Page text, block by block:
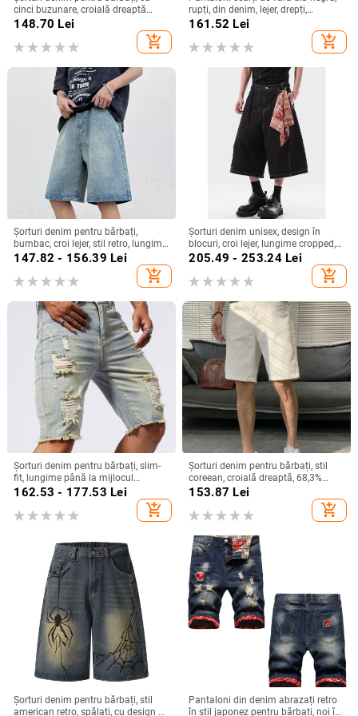
cinci buzunare, croială dreaptă
lejeră, vară, bumbac
148.70 Lei
add_shopping_cart
rupți, din denim, lejer, drepți,
pantaloni scurți Mandarin Duck, de
161.52 Lei
add_shopping_cart
Șorturi denim pentru bărbați,
bumbac, croi lejer, stil retro, lungime
până la mijlocul coapelor,
147.82 - 156.39 Lei
add_shopping_cart
Șorturi denim unisex, design în
blocuri, croi lejer, lungime cropped,
vară, amestec bumbac-poliester
205.49 - 253.24Lei
add_shopping_cart
Șorturi denim pentru bărbați, slim-
fit, lungime până la mijlocul
coapsei, 70% bumbac, micro-elastic
162.53 - 177.53 Lei
add_shopping_cart
Șorturi denim pentru bărbați, stil
coreean, croială dreaptă, 68,3%
bumbac, vară
153.87 Lei
add_shopping_cart
Șorturi denim pentru bărbați, stil
american retro, spălați, cu design de
Pantaloni din denim abrazați retro
în stil japonez pentru bărbați, noi în